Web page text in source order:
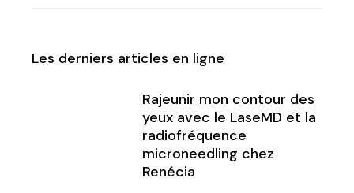
Les derniers articles en ligne
Rajeunir mon contour des
yeux avec le LaseMD et la
radiofréquence
microneedling chez
Renécia